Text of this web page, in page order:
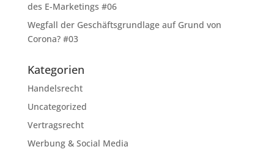
des E-Marketings #06
Wegfall der Geschäftsgrundlage auf Grund von
Corona? #03
Kategorien
Handelsrecht
Uncategorized
Vertragsrecht
Werbung & Social Media